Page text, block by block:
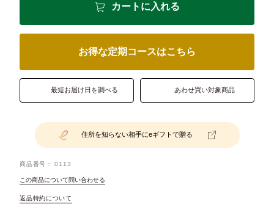
カートに入れる
お得な定期コースはこちら
最短お届け日を調べる あわせ買い対象商品
住所を知らない相手にeギフトで贈る
商品番号 0113
この商品について問い合わせる
返品特約について